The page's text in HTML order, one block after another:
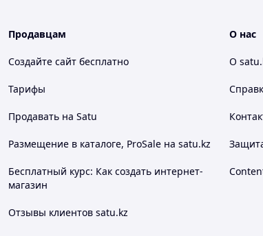
Продавцам
Создайте сайт бесплатно
Тарифы
Продавать на Satu
Размещение в каталоге, ProSale на satu.kz
Бесплатный курс: Как создать интернет-
магазин
Отзывы клиентов satu.kz
О нас
О